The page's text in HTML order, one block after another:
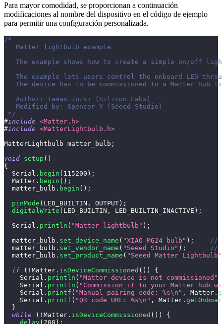
Para mayor comodidad, se proporcionan a continuación
modificaciones al nombre del dispositivo en el código de ejemplo
para permitir una configuración personalizada.
/*
   Matter lightbulb example
The example shows how to create a simple on/off
The example lets users control the onboard LED
The device has to be commissioned to a Matter hub
   Author: Tamas Jozsi (Silicon Labs)
   Modified by: Spencer Y (Seeed Studio)
*/
#include <Matter.h>
#include <MatterLightbulb.h>
MatterLightbulb matter_bulb ;
void setup ( )
{
  Serial
. begin ( 115200 ) ;
  Matter
. begin ( ) ;
  matter_bulb
. begin ( ) ;
pinMode ( LED_BUILTIN , OUTPUT ) ;
digitalWrite ( LED_BUILTIN , LED_BUILTIN_INACTIVE ) ;
  Serial
. println ( "Matter lightbulb" ) ;
  matter_bulb
. set_device_name ( "XIAO MG24 bulb" ) ;
//
  matter_bulb
. set_vendor_name ( "Seeed Studio" ) ;
//
  matter_bulb
. set_product_name ( "Seeed Matter Lightbulb"
if
( ! Matter . isDeviceCommissioned ( ) )
{
    Serial
. println ( "Matter device is not commissioned"
    Serial
. println ( "Commission it to your Matter hub
    Serial
. printf ( "Manual pairing code: %s\n" , Matter .
    Serial
. printf ( "QR code URL: %s\n" , Matter .
}
while
( ! Matter . isDeviceCommissioned ( ) )
{
delay( 200 ) ;